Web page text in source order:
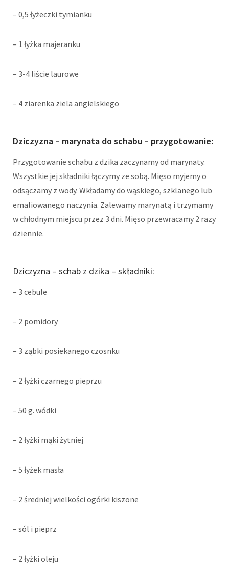
– 0,5 łyżeczki tymianku
– 1 łyżka majeranku
– 3-4 liście laurowe
– 4 ziarenka ziela angielskiego
Dziczyzna – marynata do schabu – przygotowanie:
Przygotowanie schabu z dzika zaczynamy od marynaty.
Wszystkie jej składniki łączymy ze sobą. Mięso myjemy o
odsączamy z wody. Wkładamy do wąskiego, szklanego lub
emaliowanego naczynia. Zalewamy marynatą i trzymamy
w chłodnym miejscu przez 3 dni. Mięso przewracamy 2 razy
dziennie.
Dziczyzna – schab z dzika – składniki:
– 3 cebule
– 2 pomidory
– 3 ząbki posiekanego czosnku
– 2 łyżki czarnego pieprzu
– 50 g. wódki
– 2 łyżki mąki żytniej
– 5 łyżek masła
– 2 średniej wielkości ogórki kiszone
– sól i pieprz
– 2 łyżki oleju